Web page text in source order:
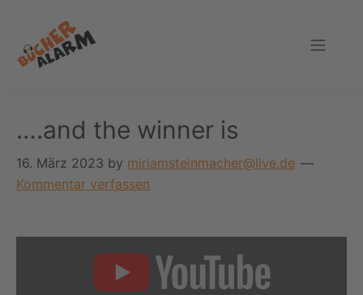
Hauptnavigation
springen
springen
Seitenspalte
springen
Fußzeile
springen
….and the winner is
16. März 2023 by miriamsteinmacher@live.de
Kommentar verfassen